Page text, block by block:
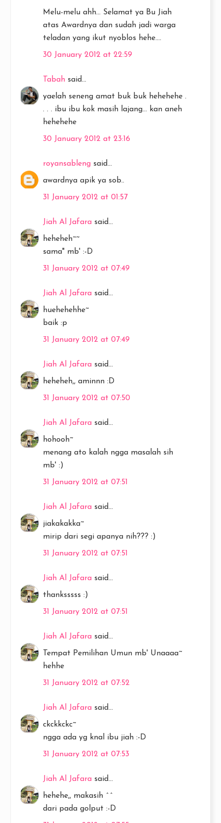
Melu-melu ahh... Selamat ya Bu Jiah
atas Awardnya dan sudah jadi warga
teladan yang ikut nyoblos hehe....
30 January 2012 at 22:59
Tabah said...
yaelah seneng amat buk buk hehehehe .
. . . ibu ibu kok masih lajang... kan aneh
hehehehe
30 January 2012 at 23:16
royansableng said...
awardnya apik ya sob..
31 January 2012 at 01:57
Jiah Al Jafara said...
heheheh~~
sama" mb' :-D
31 January 2012 at 07:49
Jiah Al Jafara said...
huehehehhe~
baik :p
31 January 2012 at 07:49
Jiah Al Jafara said...
heheheh,, aminnn :D
31 January 2012 at 07:50
Jiah Al Jafara said...
hohooh~
menang ato kalah ngga masalah sih
mb' :)
31 January 2012 at 07:51
Jiah Al Jafara said...
jiakakakka~
mirip dari segi apanya nih??? :)
31 January 2012 at 07:51
Jiah Al Jafara said...
thanksssss :)
31 January 2012 at 07:51
Jiah Al Jafara said...
Tempat Pemilihan Umun mb' Unaaaa~
hehhe
31 January 2012 at 07:52
Jiah Al Jafara said...
ckckkckc~
ngga ada yg knal ibu jiah :-D
31 January 2012 at 07:53
Jiah Al Jafara said...
hehehe,, makasih ^^
dari pada golput :-D